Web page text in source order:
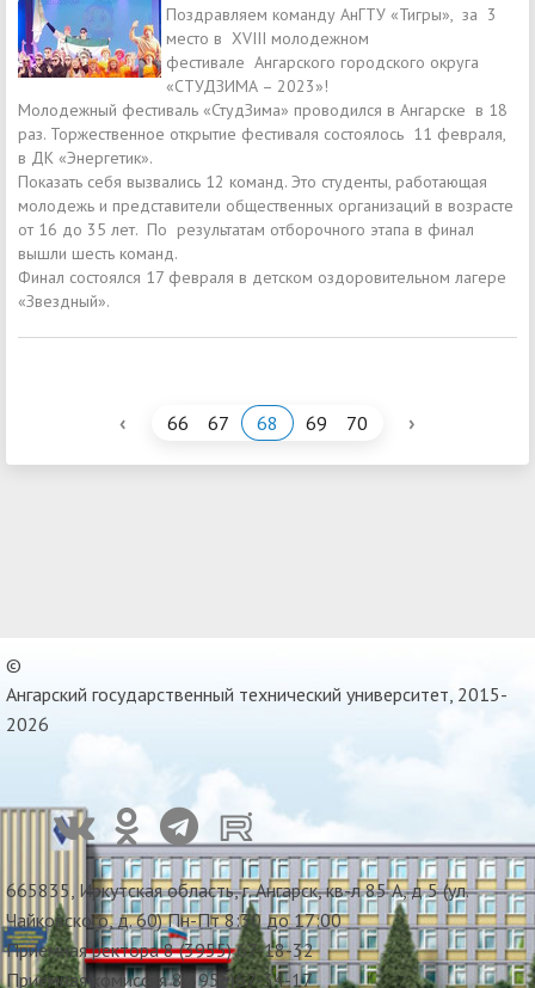
Поздравляем команду АнГТУ «Тигры», за 3
место в XVIII молодежном
фестивале Ангарского городского округа
«СТУДЗИМА – 2023»!
Молодежный фестиваль «СтудЗима» проводился в Ангарске в 18
раз. Торжественное открытие фестиваля состоялось 11 февраля,
в ДК «Энергетик».
Показать себя вызвались 12 команд. Это студенты, работающая
молодежь и представители общественных организаций в возрасте
от 16 до 35 лет. По результатам отборочного этапа в финал
вышли шесть команд.
Финал состоялся 17 февраля в детском оздоровительном лагере
«Звездный».
‹ 66 67 68 69 70 ›
©
Ангарский государственный технический университет, 2015-
2026
665835, Иркутская область, г. Ангарск, кв-л 85 А, д 5 (ул.
Чайковского, д. 60) Пн-Пт 8:30 до 17:00
Приемная ректора 8 (3955) 67-18-32
Приемная комиссия 8(3955)67-34-17